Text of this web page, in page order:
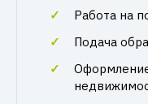
Работа на
Подача